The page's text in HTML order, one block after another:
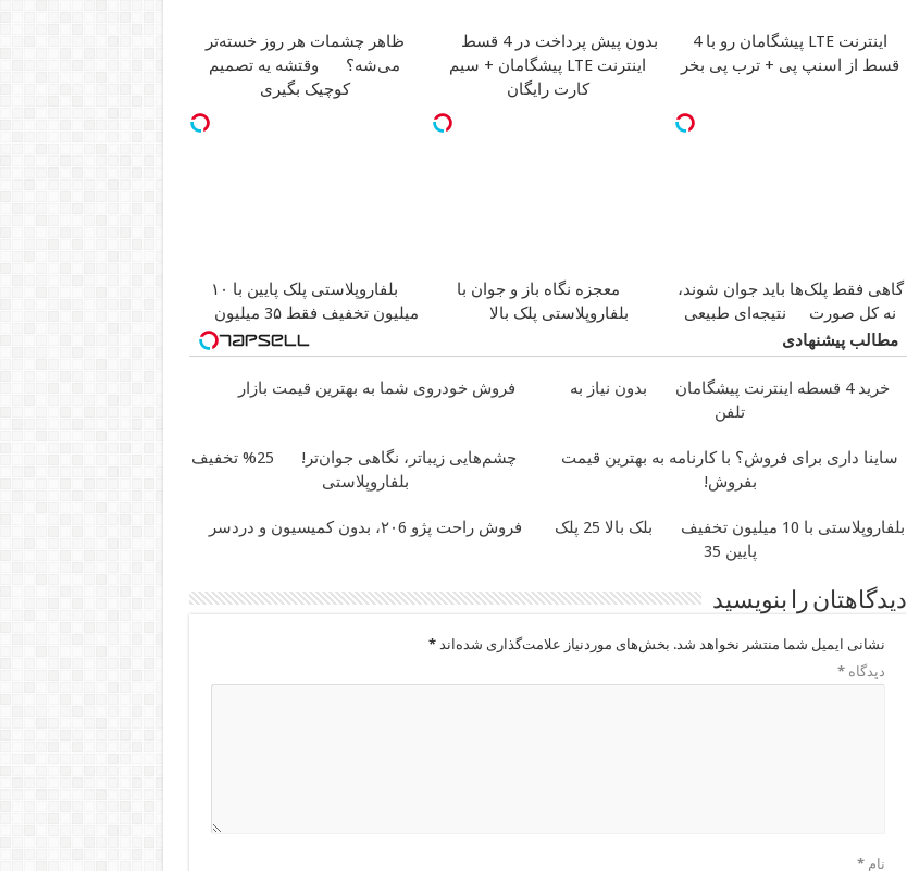
اینترنت LTE پیشگامان رو با 4
قسط از اسنپ پی + ترب پی بخر
بدون پیش پرداخت در 4 قسط
اینترنت LTE پیشگامان + سیم
کارت رایگان
ظاهر چشمات هر روز خسته‌تر
می‌شه؟
وقتشه یه تصمیم
کوچیک بگیری
گاهی فقط پلک‌ها باید جوان شوند،
نه کل صورت
نتیجه‌ای طبیعی
معجزه نگاه باز و جوان با
بلفاروپلاستی پلک بالا
بلفاروپلاستی پلک پایین با ۱۰
میلیون تخفیف فقط 3۵ میلیون
مطالب پیشنهادی
خرید 4 قسطه اینترنت پیشگامان
بدون نیاز به
تلفن
فروش خودروی شما به بهترین قیمت بازار
ساینا داری برای فروش؟ با کارنامه به بهترین قیمت
بفروش!
چشم‌هایی زیباتر، نگاهی جوان‌تر!
25% تخفیف
بلفاروپلاستی
بلفاروپلاستی با 10 میلیون تخفیف
بلک بالا 25 پلک
پایین 35
فروش راحت پژو ۲۰6، بدون کمیسیون و دردسر
دیدگاهتان را بنویسید
نشانی ایمیل شما منتشر نخواهد شد. بخش‌های موردنیاز علامت‌گذاری شده‌اند*
دیدگاه*
نام*